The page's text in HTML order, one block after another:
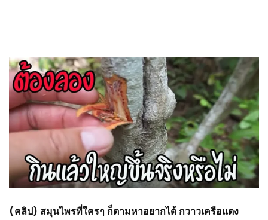
(คลิป) สมุนไพรที่ใครๆ ก็ตามหาอยากได้ กวาวเครือแดง